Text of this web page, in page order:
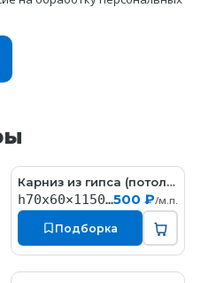
КT325Карниз из гипса (потолочный плинтус) (h70x60мм)
h70x60×1150мм500 ₽/м.п.
Подборка